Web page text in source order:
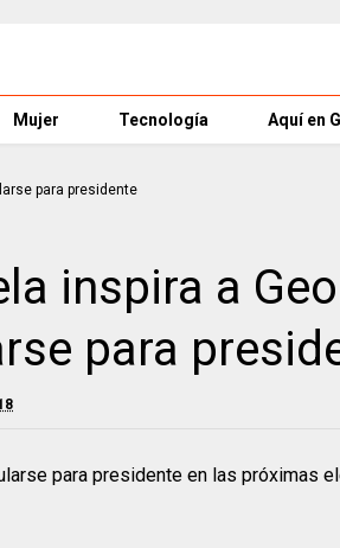
Mujer Tecnología Aquí en
inspira a
para
para presidente en las próximas